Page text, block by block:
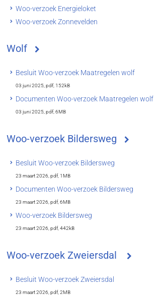
Woo-verzoek Energieloket
Woo-verzoek Zonnevelden
Wolf
Besluit Woo-verzoek Maatregelen wolf
03 juni 2025, pdf, 152kB
Documenten Woo-verzoek Maatregelen wolf
03 juni 2025, pdf, 6MB
Woo-verzoek Bildersweg
Besluit Woo-verzoek Bildersweg
23 maart 2026, pdf, 1MB
Documenten Woo-verzoek Bildersweg
23 maart 2026, pdf, 6MB
Woo-verzoek Bildersweg
23 maart 2026, pdf, 442kB
Woo-verzoek Zweiersdal
Besluit Woo-verzoek Zweiersdal
23 maart 2026, pdf, 2MB